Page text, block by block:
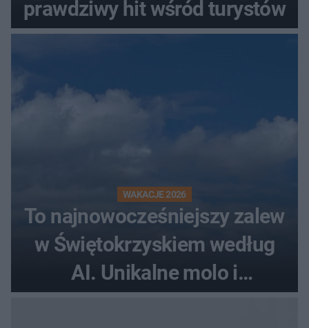
prawdziwy hit wśród turystów
WAKACJE 2026
To najnowocześniejszy zalew
w Świętokrzyskiem według
AI. Unikalne molo i
promenada